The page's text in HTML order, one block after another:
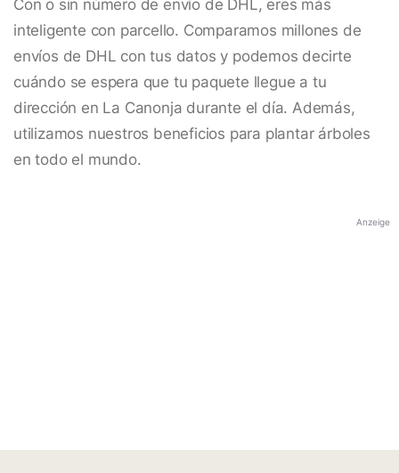
Con o sin número de envío de DHL, eres más
inteligente con parcello. Comparamos millones de
envíos de DHL con tus datos y podemos decirte
cuándo se espera que tu paquete llegue a tu
dirección en La Canonja durante el día. Además,
utilizamos nuestros beneficios para plantar árboles
en todo el mundo.
Anzeige